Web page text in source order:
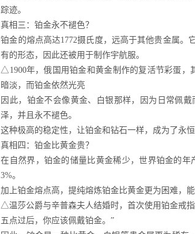
踪迹。
真相三：铂金永不褪色？
铂金的熔点高达1772摄氏度，远高于其他贵金属。
有的形态，因此还被用于制作宇航服。
△1900年，俄国用铂金和黄金制作的复活节彩蛋，
暗淡，而铂金依然光亮
因此，铂金不会像黄金、白银那样，因为日常佩
泽，并且永不褪色。
这种极高的稳定性，让铂金和钻石一样，成为了永
真相四：铂金比黄金贵？
在自然界，铂金的储量比黄金稀少，世界铂金的
3%。
加上铂金熔点高，提纯熔炼铂金比黄金更为困难，
△温莎公爵与辛普森夫人结婚时，首次使用铂金戒
五点过后，你应该佩戴铂金。”